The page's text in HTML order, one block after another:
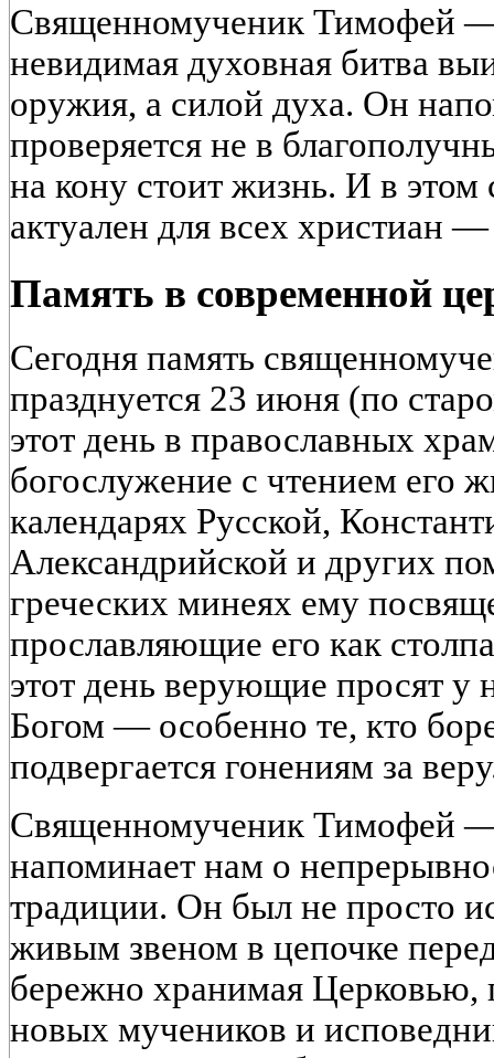
Священномученик Тимофей —
невидимая духовная битва
оружия, а силой духа. Он
проверяется не в
на кону стоит жизнь. И в
актуален для всех христиан
Память в современной
Сегодня память
празднуется 23 июня (по
этот день в православных
богослужение с чтением его
календарях Русской,
Александрийской и других
греческих минеях ему
прославляющие его как
этот день верующие просят у
Богом — особенно те, кто
подвергается гонениям за
Священномученик Тимофей —
напоминает нам о
традиции. Он был не просто
живым звеном в цепочке
бережно хранимая Церковью,
новых мучеников и